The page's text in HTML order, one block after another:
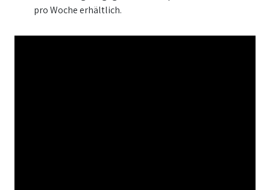
pro Woche erhältlich.